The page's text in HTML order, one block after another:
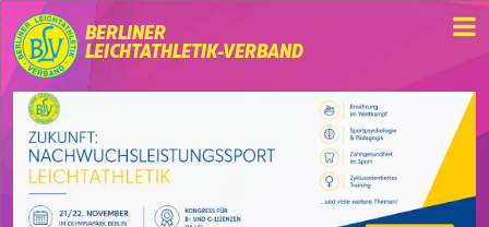
BERLINER
LEICHTATHLETIK-VERBAND